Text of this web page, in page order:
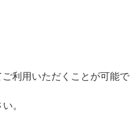
利用いただくことが可能で
。